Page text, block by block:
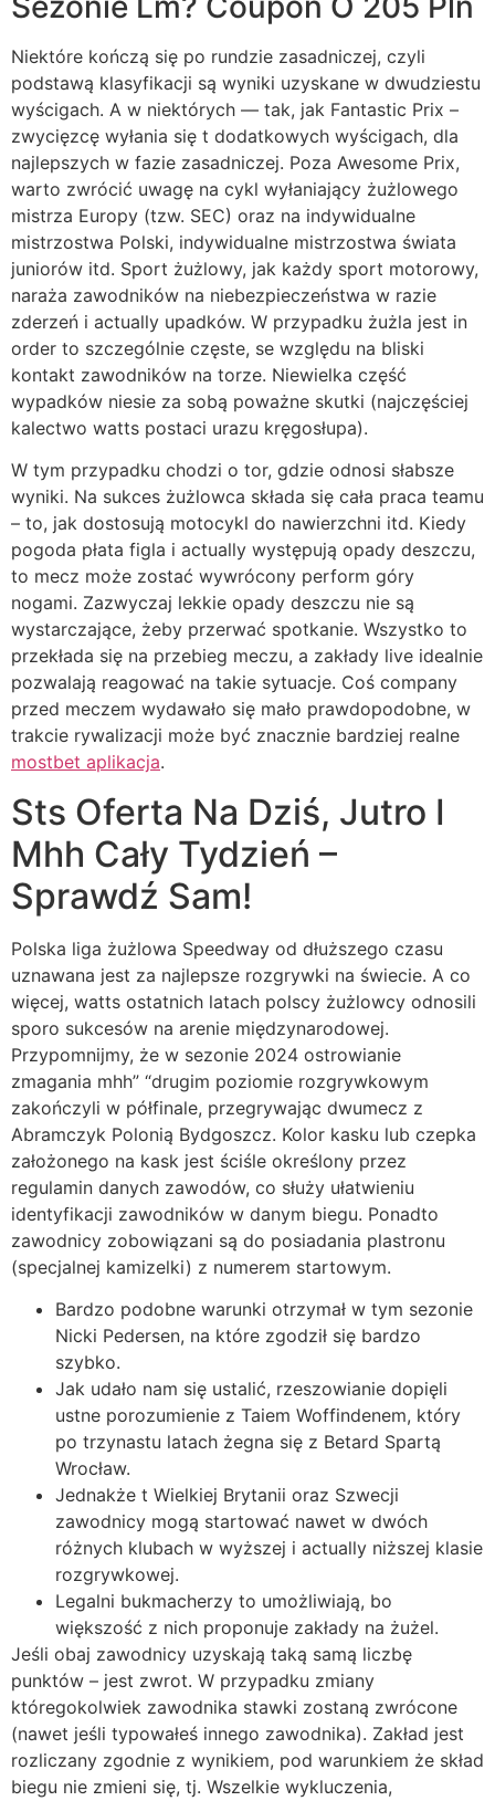
Niektóre kończą się po rundzie zasadniczej, czyli
podstawą klasyfikacji są wyniki uzyskane w dwudziestu
wyścigach. A w niektórych — tak, jak Fantastic Prix –
zwycięzcę wyłania się t dodatkowych wyścigach, dla
najlepszych w fazie zasadniczej. Poza Awesome Prix,
warto zwrócić uwagę na cykl wyłaniający żużlowego
mistrza Europy (tzw. SEC) oraz na indywidualne
mistrzostwa Polski, indywidualne mistrzostwa świata
juniorów itd. Sport żużlowy, jak każdy sport motorowy,
naraża zawodników na niebezpieczeństwa w razie
zderzeń i actually upadków. W przypadku żużla jest in
order to szczególnie częste, se względu na bliski
kontakt zawodników na torze. Niewielka część
wypadków niesie za sobą poważne skutki (najczęściej
kalectwo watts postaci urazu kręgosłupa).
W tym przypadku chodzi o tor, gdzie odnosi słabsze
wyniki. Na sukces żużlowca składa się cała praca teamu
– to, jak dostosują motocykl do nawierzchni itd. Kiedy
pogoda płata figla i actually występują opady deszczu,
to mecz może zostać wywrócony perform góry
nogami. Zazwyczaj lekkie opady deszczu nie są
wystarczające, żeby przerwać spotkanie. Wszystko to
przekłada się na przebieg meczu, a zakłady live idealnie
pozwalają reagować na takie sytuacje. Coś company
przed meczem wydawało się mało prawdopodobne, w
trakcie rywalizacji może być znacznie bardziej realne
mostbet aplikacja.
Sts Oferta Na Dziś, Jutro I
Mhh Cały Tydzień –
Sprawdź Sam!
Polska liga żużlowa Speedway od dłuższego czasu
uznawana jest za najlepsze rozgrywki na świecie. A co
więcej, watts ostatnich latach polscy żużlowcy odnosili
sporo sukcesów na arenie międzynarodowej.
Przypomnijmy, że w sezonie 2024 ostrowianie
zmagania mhh” “drugim poziomie rozgrywkowym
zakończyli w półfinale, przegrywając dwumecz z
Abramczyk Polonią Bydgoszcz. Kolor kasku lub czepka
założonego na kask jest ściśle określony przez
regulamin danych zawodów, co służy ułatwieniu
identyfikacji zawodników w danym biegu. Ponadto
zawodnicy zobowiązani są do posiadania plastronu
(specjalnej kamizelki) z numerem startowym.
Bardzo podobne warunki otrzymał w tym sezonie
Nicki Pedersen, na które zgodził się bardzo
szybko.
Jak udało nam się ustalić, rzeszowianie dopięli
ustne porozumienie z Taiem Woffindenem, który
po trzynastu latach żegna się z Betard Spartą
Wrocław.
Jednakże t Wielkiej Brytanii oraz Szwecji
zawodnicy mogą startować nawet w dwóch
różnych klubach w wyższej i actually niższej klasie
rozgrywkowej.
Legalni bukmacherzy to umożliwiają, bo
większość z nich proponuje zakłady na żużel.
Jeśli obaj zawodnicy uzyskają taką samą liczbę
punktów – jest zwrot. W przypadku zmiany
któregokolwiek zawodnika stawki zostaną zwrócone
(nawet jeśli typowałeś innego zawodnika). Zakład jest
rozliczany zgodnie z wynikiem, pod warunkiem że skład
biegu nie zmieni się, tj. Wszelkie wykluczenia,